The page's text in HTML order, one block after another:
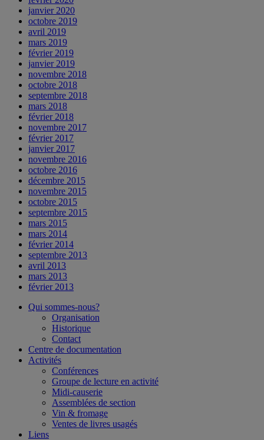
janvier 2020
octobre 2019
avril 2019
mars 2019
février 2019
janvier 2019
novembre 2018
octobre 2018
septembre 2018
mars 2018
février 2018
novembre 2017
février 2017
janvier 2017
novembre 2016
octobre 2016
décembre 2015
novembre 2015
octobre 2015
septembre 2015
mars 2015
mars 2014
février 2014
septembre 2013
avril 2013
mars 2013
février 2013
Qui sommes-nous?
Organisation
Historique
Contact
Centre de documentation
Activités
Conférences
Groupe de lecture en activité
Midi-causerie
Assemblées de section
Vin & fromage
Ventes de livres usagés
Liens